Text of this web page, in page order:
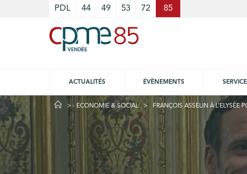
PDL 44 49 53 72 85
ACTUALITÉS ÉVÈNEMENTS
ECONOMIE & SOCIAL FRANÇOIS ASSELIN À L’ELYSÉE
Cookies management panel